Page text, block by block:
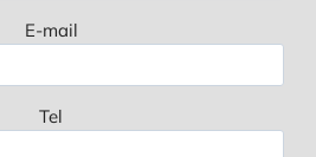
E-mail
Tel